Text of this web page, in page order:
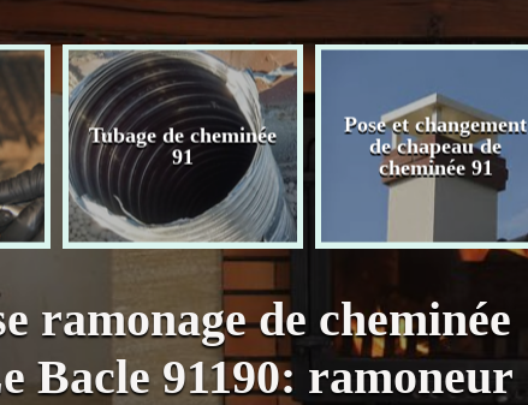
Tubage de cheminée
91
Pose et changement
de chapeau de
cheminée 91
ramonage de cheminée
Bacle 91190: ramoneur